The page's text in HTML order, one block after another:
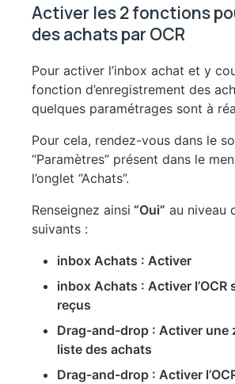
Activer les 2 fonctions
des achats par OCR
Pour activer l’inbox achat et y
fonction d’enregistrement des
quelques paramétrages sont à
Pour cela, rendez-vous dans le
“Paramètres” présent dans le
l’onglet “Achats”.
Renseignez ainsi “Oui” au niveau
suivants :
inbox Achats : Activer
inbox Achats : Activer l’OCR
reçus
Drag-and-drop : Activer une
liste des achats
Drag-and-drop : Activer